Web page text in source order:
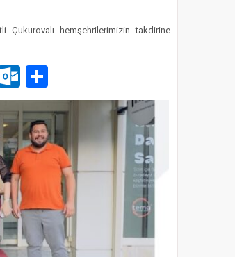
Çukurovalı hemşehrilerimizin takdirine
Outlook.com